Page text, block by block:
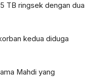
TB ringsek dengan dua
kedua diduga
Mahdi yang